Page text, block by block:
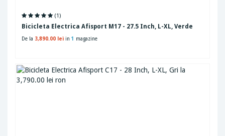
(1)
Bicicleta Electrica Afisport M17 - 27.5 Inch, L-XL, Verde
De la 3,890.00 lei in 1 magazine